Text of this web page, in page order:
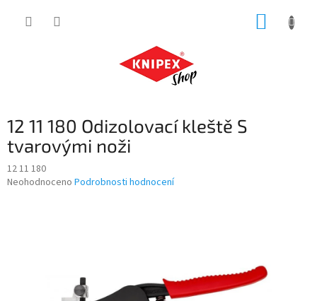
12 11 180 Odizolovací kleště S
tvarovými noži
12 11 180
Průměrné
Neohodnoceno Podrobnosti hodnocení